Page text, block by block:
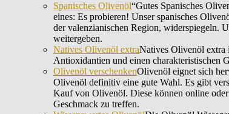
Spanisches Olivenöl“Gutes Spanisches
eines: Es probieren! Unser spanisches
der valenzianischen Region, widerspiegeln.
weitergeben.
Natives Olivenöl extraNatives Olivenöl extra
Antioxidantien und einen charakteristischen
Olivenöl verschenkenOlivenöl eignet sich
Olivenöl definitiv eine gute Wahl. Es gibt
Kauf von Olivenöl. Diese können online
Geschmack zu treffen.